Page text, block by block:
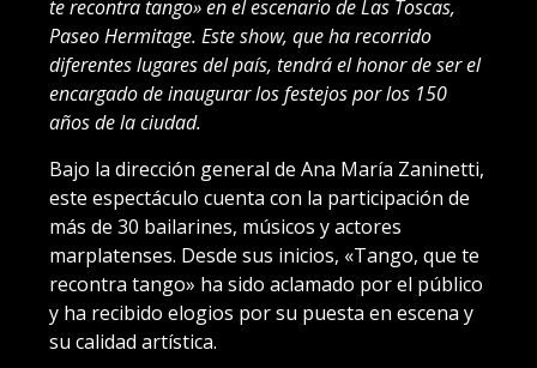
te recontra tango» en el escenario de Las Toscas,
Paseo Hermitage. Este show, que ha recorrido
diferentes lugares del país, tendrá el honor de ser el
encargado de inaugurar los festejos por los 150
años de la ciudad.
Bajo la dirección general de Ana María Zaninetti,
este espectáculo cuenta con la participación de
más de 30 bailarines, músicos y actores
marplatenses. Desde sus inicios, «Tango, que te
recontra tango» ha sido aclamado por el público
y ha recibido elogios por su puesta en escena y
su calidad artística.